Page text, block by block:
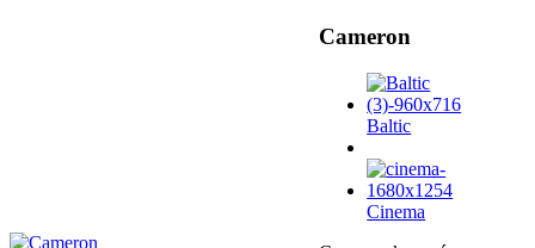
Cameron
Baltic
Cinema